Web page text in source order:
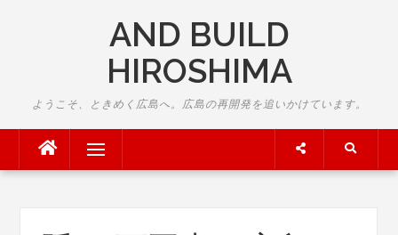
AND BUILD
HIROSHIMA
ようこそ、ときめく広島へ。広島の再開発を追いかけています。
Menu